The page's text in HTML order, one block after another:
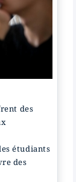
des
étudiants
des